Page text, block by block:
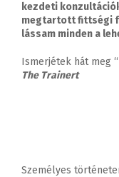
kezdeti
megtartott fittségi
lássam minden a
Ismerjétek hát meg
The Trainert
Személyes